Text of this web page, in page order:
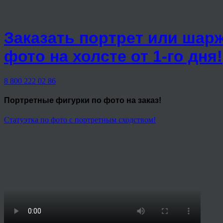
Заказать портрет или
фото на холсте от 1-го дня!
8 800 222 02 86
Портретные фигурки по фото на заказ!
Статуэтка по фото с портретным сходством!